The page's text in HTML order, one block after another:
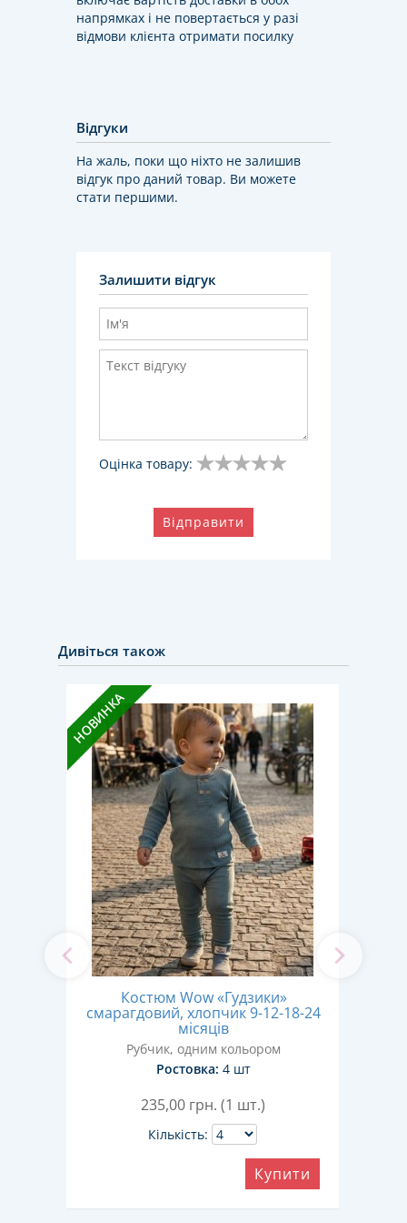
напрямках і не повертається у разі
відмови клієнта отримати посилку
Відгуки
На жаль, поки що ніхто не залишив
відгук про даний товар. Ви можете
стати першими.
Залишити відгук
Оцінка товару:
Відправити
Дивіться також
НОВИНКА
Костюм Wow «Гудзики»
смарагдовий, хлопчик 9-12-18-24
місяців
Рубчик, одним кольором
Ростовка: 4 шт
235,00 грн. (1 шт.)
Кількість:
Купити